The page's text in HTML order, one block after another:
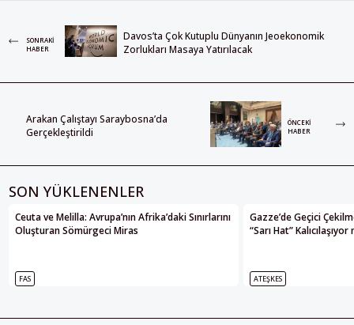
SONRAKI
HABER
Davos’ta Çok Kutuplu Dünyanın Jeoekonomik
Zorlukları Masaya Yatırılacak
Arakan Çalıştayı Saraybosna’da
Gerçekleştirildi
ÖNCEKI
HABER
SON YÜKLENENLER
Ceuta ve Melilla: Avrupa’nın Afrika’daki Sınırlarını
Oluşturan Sömürgeci Miras
FAS
Gazze’de Geçici
“Sarı Hat” Kalıcılaşıyor
ATEŞKES